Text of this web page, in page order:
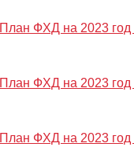
План ФХД на 2023 год
План ФХД на 2023 год
План ФХД на 2023 год